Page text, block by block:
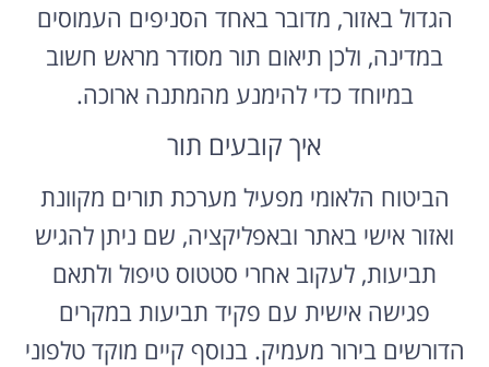
הגדול באזור, מדובר באחד הסניפים העמוסים
במדינה, ולכן תיאום תור מסודר מראש חשוב
במיוחד כדי להימנע מהמתנה ארוכה.
איך קובעים תור
הביטוח הלאומי מפעיל מערכת תורים מקוונת
ואזור אישי באתר ובאפליקציה, שם ניתן להגיש
תביעות, לעקוב אחרי סטטוס טיפול ולתאם
פגישה אישית עם פקיד תביעות במקרים
הדורשים בירור מעמיק. בנוסף קיים מוקד טלפוני